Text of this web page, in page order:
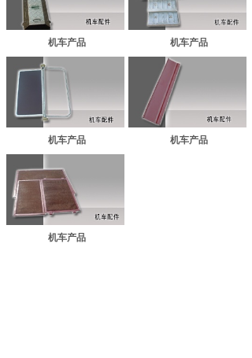
机车产品 机车产品
机车产品 机车产品
机车产品